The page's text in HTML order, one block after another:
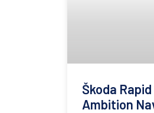
Škoda Rapid
Ambition